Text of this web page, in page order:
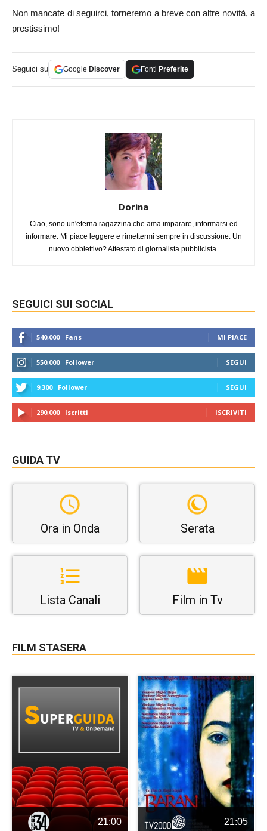
Non mancate di seguirci, torneremo a breve con altre novità, a
prestissimo!
Seguici su Google Discover Fonti Preferite
Dorina
Ciao, sono un'eterna ragazzina che ama imparare, informarsi ed
informare. Mi piace leggere e rimettermi sempre in discussione. Un
nuovo obbiettivo? Attestato di giornalista pubblicista.
SEGUICI SUI SOCIAL
540,000 Fans MI PIACE
550,000 Follower SEGUI
9,300 Follower SEGUI
290,000 Iscritti ISCRIVITI
GUIDA TV
Ora in Onda Serata
Lista Canali Film in Tv
FILM STASERA
21:00 21:05